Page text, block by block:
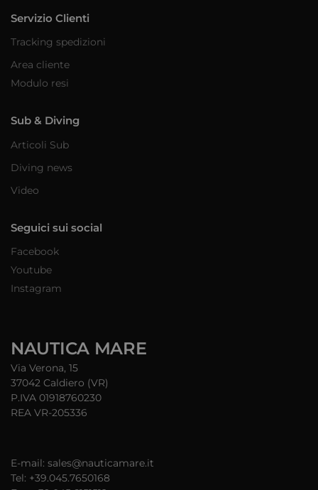
Servizio Clienti
Tracking spedizioni
Area cliente
Modulo resi
Sub & Diving
Articoli Sub
Diving news
Video
Seguici sui social
Facebook
Youtube
Instagram
NAUTICA MARE
Via Verona, 15
37042 Caldiero (VR)
P.IVA 01918760230
REA VR-205336
E-mail: sales@nauticamare.it
Tel: +39.045.7650168